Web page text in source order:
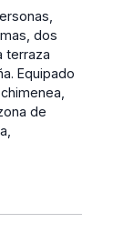
dos
terraza
Equipado
de